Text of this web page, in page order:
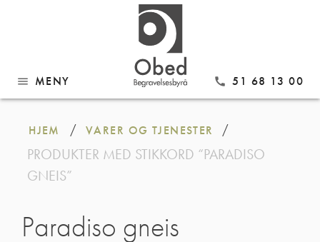
menu MENY call 51 68 13 00
Gå
innhold
HJEM / VARER OG TJENESTER /
PRODUKTER MED STIKKORD “PARADISO
GNEIS”
Paradiso gneis